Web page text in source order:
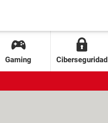
Gaming Ciberseguridad